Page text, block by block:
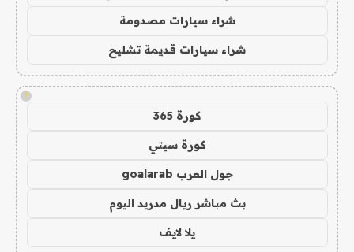
شراء سيارات مصدومة
شراء سيارات قديمة تشليح
!
كورة 365
كورة سيتي
جول العرب goalarab
بث مباشر ريال مدريد اليوم
يلا لايف